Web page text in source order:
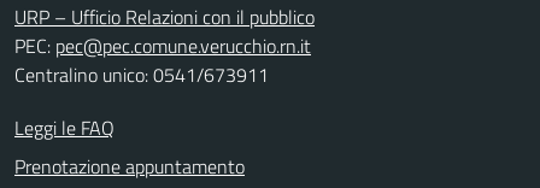
URP – Ufficio Relazioni con il pubblico
PEC: pec@pec.comune.verucchio.rn.it
Centralino unico: 0541/673911
Leggi le FAQ
Prenotazione appuntamento